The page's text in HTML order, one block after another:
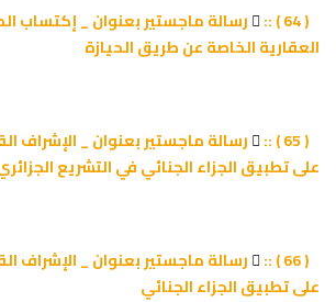
رسالة ماجستير بعنوان _ إكتساب
العقارية الخاصة عن طريق الحيازة
رسالة ماجستير بعنوان _ الإشراف
على تطبيق الجزاء الجنائي في التشريع الجزائري
رسالة ماجستير بعنوان _ الإشراف
على تطبيق الجزاء الجنائي